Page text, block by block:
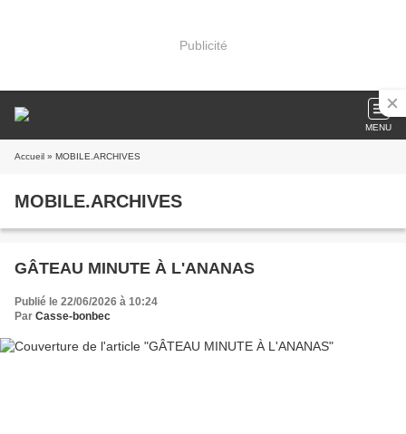
Publicité
MENU
Accueil » MOBILE.ARCHIVES
MOBILE.ARCHIVES
GÂTEAU MINUTE À L'ANANAS
Publié le 22/06/2026 à 10:24
Par Casse-bonbec